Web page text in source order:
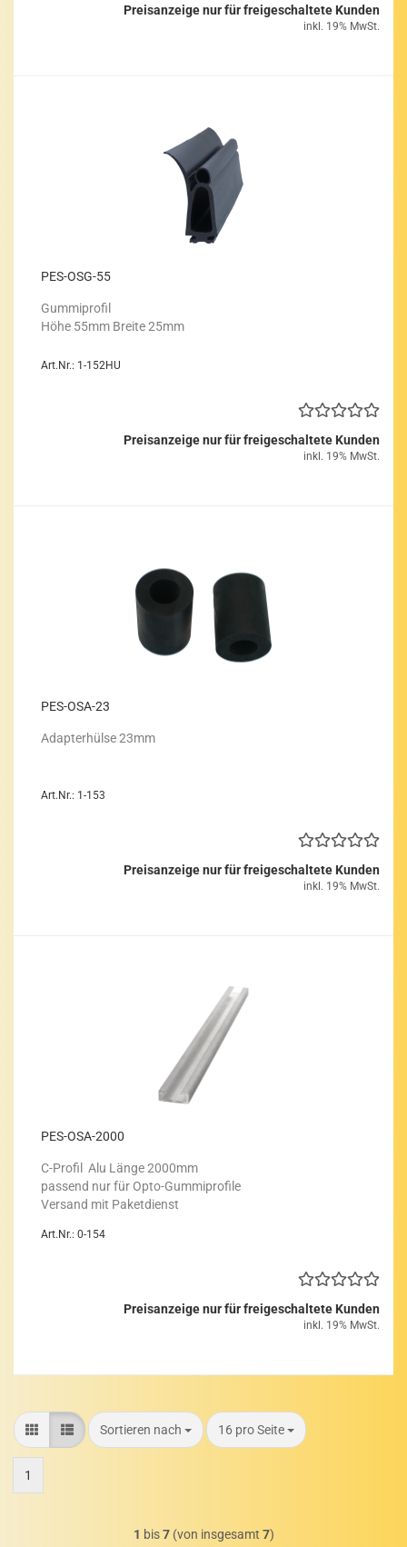
Preisanzeige nur für freigeschaltete Kunden
inkl. 19% MwSt.
PES-​OSG-​55
Gum­mi­pro­fil
Höhe 55mm Brei­te 25mm
Art.Nr.: 1-152HU
Preisanzeige nur für freigeschaltete Kunden
inkl. 19% MwSt.
PES-​OSA-​23
Ad­ap­ter­hül­se 23mm
Art.Nr.: 1-153
Preisanzeige nur für freigeschaltete Kunden
inkl. 19% MwSt.
PES-​OSA-​2000
C-​Profil Alu Länge 2000mm
pas­send nur für Opto-​Gummiprofile
Ver­sand mit Pa­ket­dienst
Art.Nr.: 0-154
Preisanzeige nur für freigeschaltete Kunden
inkl. 19% MwSt.
Sortieren nach
Sortieren nach 16 pro Seite
pro Seite
1
1 bis7(von insgesamt 7)